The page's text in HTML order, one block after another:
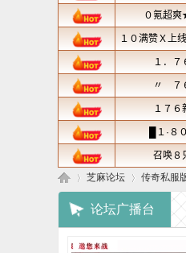
»
芝麻论坛 传奇私服
论坛广播台